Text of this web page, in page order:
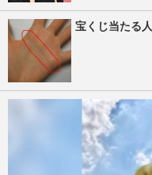
宝くじ当たる